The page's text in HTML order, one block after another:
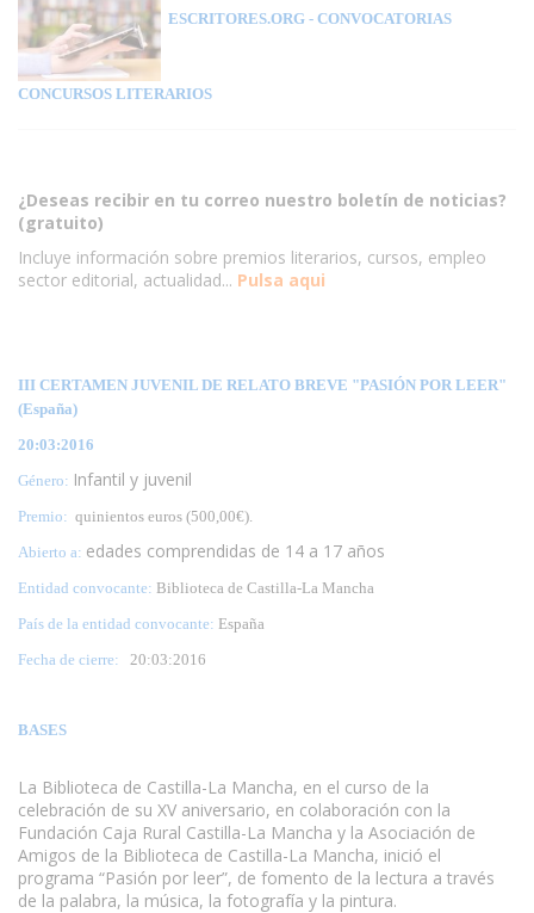
ESCRITORES.ORG - CONVOCATORIAS
CONCURSOS LITERARIOS
¿Deseas recibir en tu correo nuestro boletín de noticias?
(gratuito)
Incluye información sobre premios literarios, cursos, empleo
sector editorial, actualidad... Pulsa aqui
III CERTAMEN JUVENIL DE RELATO BREVE "PASIÓN POR LEER"
(España)
20:03:2016
Género: Infantil y juvenil
Premio: quinientos euros (500,00€).
Abierto a: edades comprendidas de 14 a 17 años
Entidad convocante: Biblioteca de Castilla-La Mancha
País de la entidad convocante: España
Fecha de cierre: 20:03:2016
BASES
La Biblioteca de Castilla-La Mancha, en el curso de la
celebración de su XV aniversario, en colaboración con la
Fundación Caja Rural Castilla-La Mancha y la Asociación de
Amigos de la Biblioteca de Castilla-La Mancha, inició el
programa “Pasión por leer”, de fomento de la lectura a través
de la palabra, la música, la fotografía y la pintura.